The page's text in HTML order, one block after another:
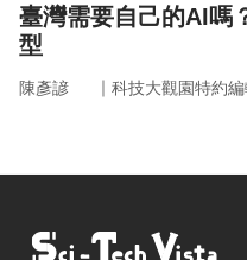
臺灣需要自己的AI嗎
型
陳彥諺 ｜ 科技大觀園特約